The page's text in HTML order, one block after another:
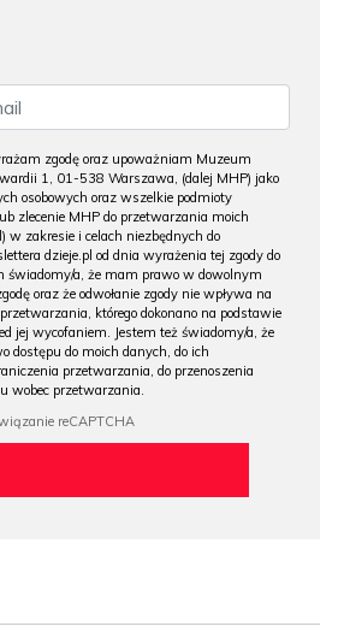
zgodę oraz upoważniam Muzeum
1, 01-538 Warszawa, (dalej MHP) jako
osobowych oraz wszelkie podmioty
zlecenie MHP do przetwarzania moich
w zakresie i celach niezbędnych do
dzieje.pl od dnia wyrażenia tej zgody do
świadomy/a, że mam prawo w dowolnym
oraz że odwołanie zgody nie wpływa na
którego dokonano na podstawie
jej wycofaniem. Jestem też świadomy/a, że
dostępu do moich danych, do ich
przetwarzania, do przenoszenia
wobec przetwarzania.